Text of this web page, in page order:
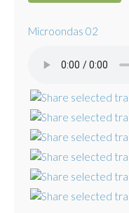
Microondas 02